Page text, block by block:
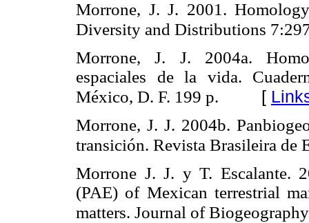
Morrone, J. J. 2001.
Diversity and Distributions
Morrone, J. J. 2004a.
espaciales de la vida.
México, D. F. 199 p.
[
Morrone, J. J. 2004b.
transición. Revista Brasileira
Morrone J. J. y T. Escalante.
(PAE) of Mexican terrestrial
matters. Journal of